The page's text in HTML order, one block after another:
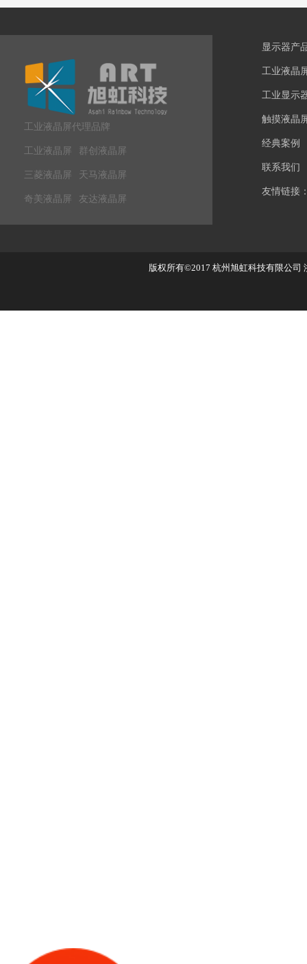
工业液晶屏代理品牌
工业液晶屏 群创液晶屏
三菱液晶屏 天马液晶屏
奇美液晶屏 友达液晶屏
显示器产
工业液晶
工业显示
触摸液晶
经典案例
联系我们
友情链接
版权所有©2017 杭州旭虹科技有限公司